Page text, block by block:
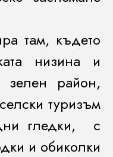
там, където
низина и
район,
туризъм
гледки, с
и обиколки